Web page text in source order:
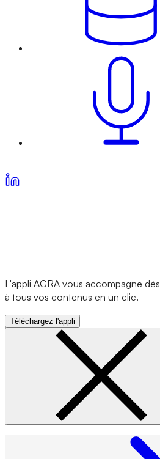
L'appli AGRA vous accompagne
à tous vos contenus en un clic.
Téléchargez l'appli